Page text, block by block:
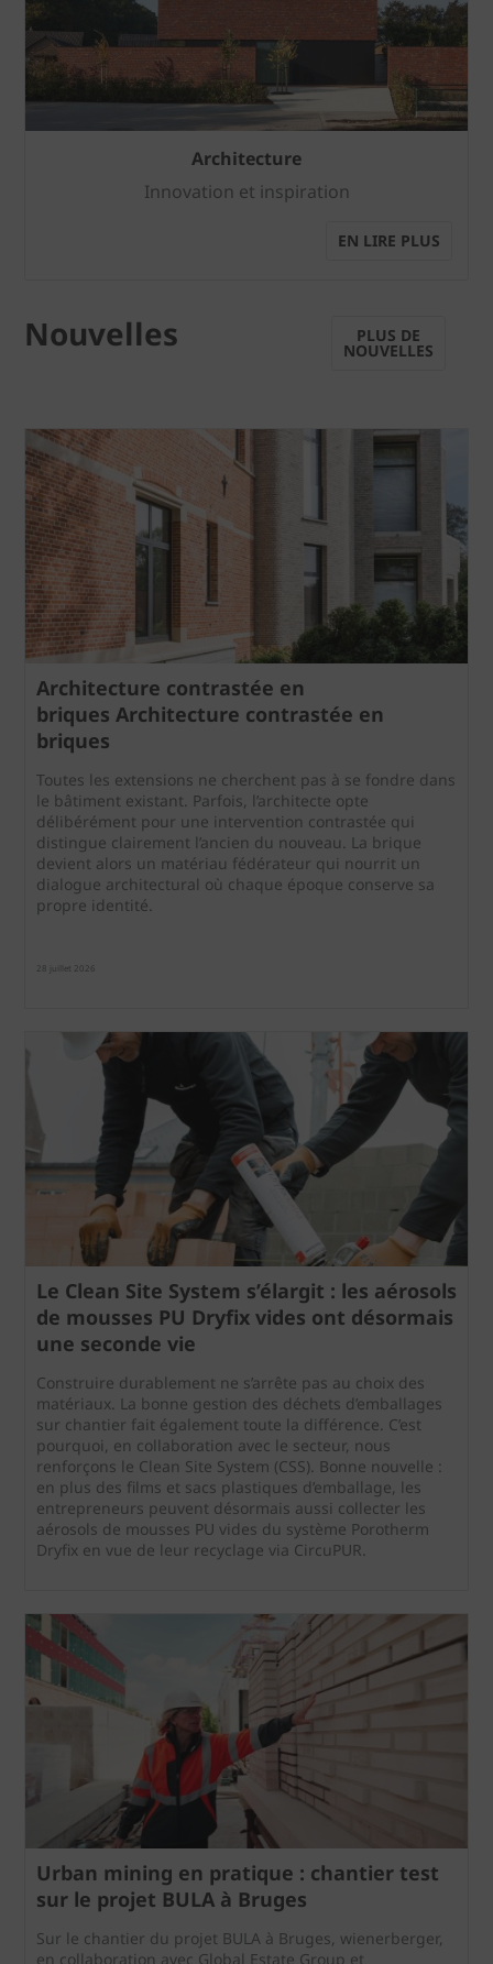
Architecture
Innovation et inspiration
EN LIRE PLUS
Nouvelles PLUS DE
NOUVELLES
Architecture contrastée en
briques Architecture contrastée en
briques
Toutes les extensions ne cherchent pas à se fondre dans
le bâtiment existant. Parfois, l’architecte opte
délibérément pour une intervention contrastée qui
distingue clairement l’ancien du nouveau. La brique
devient alors un matériau fédérateur qui nourrit un
dialogue architectural où chaque époque conserve sa
propre identité.
28 juillet 2026
Le Clean Site System s’élargit : les aérosols
de mousses PU Dryfix vides ont désormais
une seconde vie
Construire durablement ne s’arrête pas au choix des
matériaux. La bonne gestion des déchets d’emballages
sur chantier fait également toute la différence. C’est
pourquoi, en collaboration avec le secteur, nous
renforçons le Clean Site System (CSS). Bonne nouvelle :
en plus des films et sacs plastiques d’emballage, les
entrepreneurs peuvent désormais aussi collecter les
aérosols de mousses PU vides du système Porotherm
Dryfix en vue de leur recyclage via CircuPUR.
Urban mining en pratique : chantier test
sur le projet BULA à Bruges
Sur le chantier du projet BULA à Bruges, wienerberger,
en collaboration avec Global Estate Group et